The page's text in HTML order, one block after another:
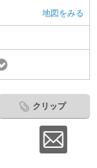
地図をみる
クリップ